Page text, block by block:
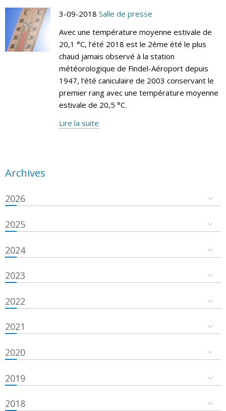
3-09-2018 Salle de presse
Avec une température moyenne estivale de
20,1 °C, l’été 2018 est le 2ème été le plus
chaud jamais observé à la station
météorologique de Findel-Aéroport depuis
1947, l’été caniculaire de 2003 conservant le
premier rang avec une température moyenne
estivale de 20,5 °C.
Lire la suite
Archives
2026
2025
2024
2023
2022
2021
2020
2019
2018